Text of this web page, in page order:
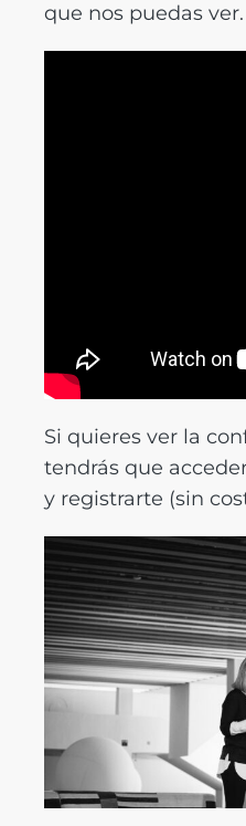
que nos puedas ver.
Si quieres ver la
tendrás que
y registrarte (sin